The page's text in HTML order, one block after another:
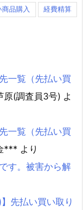
品購入 経費精算
一覧（先払い買
原(調査員3号) よ
一覧（先払い買
*** より
す。被害から解
先払い買い取り